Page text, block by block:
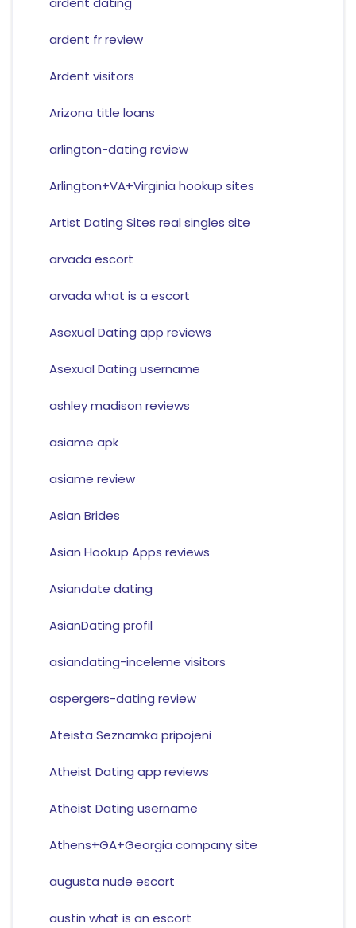
ardent fr review
Ardent visitors
Arizona title loans
arlington-dating review
Arlington+VA+Virginia hookup sites
Artist Dating Sites real singles site
arvada escort
arvada what is a escort
Asexual Dating app reviews
Asexual Dating username
ashley madison reviews
asiame apk
asiame review
Asian Brides
Asian Hookup Apps reviews
Asiandate dating
AsianDating profil
asiandating-inceleme visitors
aspergers-dating review
Ateista Seznamka pripojeni
Atheist Dating app reviews
Atheist Dating username
Athens+GA+Georgia company site
augusta nude escort
austin what is an escort